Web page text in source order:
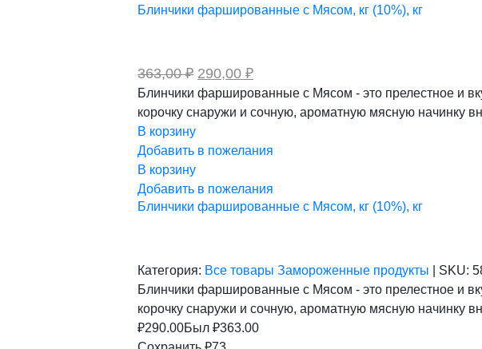
Блинчики фаршированные с Мясом, кг (10%), кг
363,00₽ Первоначальная
цена
составляла
363,00 ₽.
290,00 ₽Текущая
цена:
290,00 ₽.
Блинчики фаршированные с Мясом - это прелестное и
корочку снаружи и сочную, ароматную мясную начинку
В корзину
Добавить в пожелания
В корзину
Добавить в пожелания
Блинчики фаршированные с Мясом, кг (10%), кг
Категория: Все товары Замороженные продукты SKU:
Блинчики фаршированные с Мясом - это прелестное и
корочку снаружи и сочную, ароматную мясную начинку
₽290.00Был ₽363.00